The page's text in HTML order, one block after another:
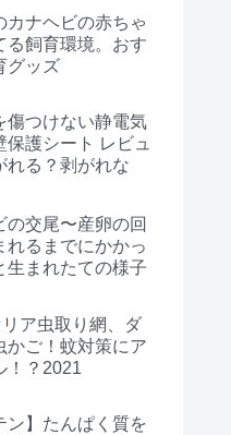
カナヘビの赤ちゃ
る飼育環境。おす
グッズ
傷つけない静電気
保護シート レビュ
れる？剥がれな
の交尾〜産卵の回
れるまでにかかっ
生まれたての様子
ア虫取り網、ダ
かご！蚊対策にア
！？2021
ン】たんぱく質を